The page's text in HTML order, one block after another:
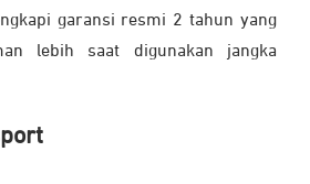
garansi resmi 2 tahun yang
lebih saat digunakan jangka